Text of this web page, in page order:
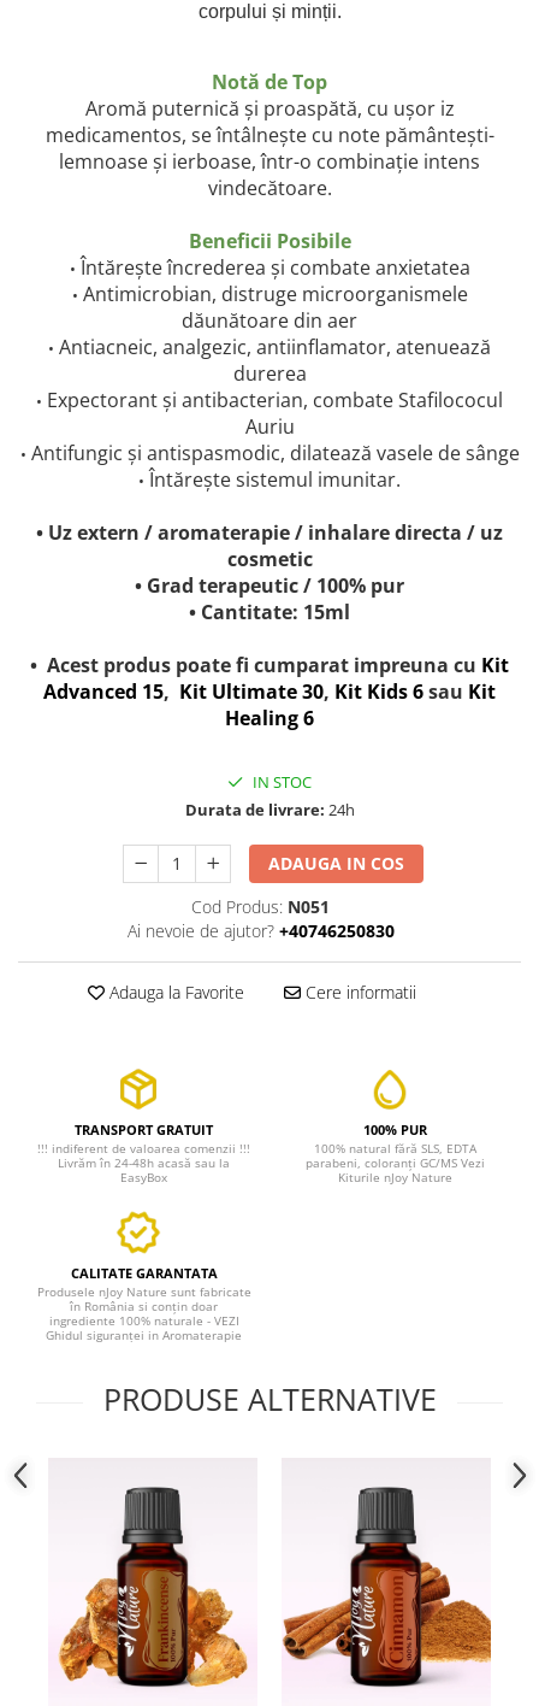
corpului și minții.
Notă de Top
Aromă puternică și proaspătă, cu ușor iz
medicamentos, se întâlnește cu note pământești-
lemnoase și ierboase, într-o combinație intens
vindecătoare.
Beneficii Posibile
• Întărește încrederea și combate anxietatea
• Antimicrobian, distruge microorganismele
dăunătoare din aer
• Antiacneic, analgezic, antiinflamator, atenuează
durerea
• Expectorant și antibacterian, combate Stafilococul
Auriu
• Antifungic și antispasmodic, dilatează vasele de sânge
• Întărește sistemul imunitar.
• Uz extern / aromaterapie / inhalare directa / uz
cosmetic
• Grad terapeutic / 100% pur
• Cantitate: 15ml
• Acest produs poate fi cumparat impreuna cu Kit
Advanced 15, Kit Ultimate 30, Kit Kids 6sau Kit
Healing 6
IN STOC
Durata de livrare: 24h
ADAUGA IN COS
Cod Produs: N051
Ai nevoie de ajutor? +40746250830
Adauga la Favorite Cere informatii
TRANSPORT GRATUIT
!!! indiferent de valoarea comenzii !!!
Livrăm în 24-48h acasă sau la
EasyBox
100% PUR
100% natural fără SLS, EDTA
parabeni, coloranți GC/MS Vezi
Kiturile nJoy Nature
CALITATE GARANTATA
Produsele nJoy Nature sunt fabricate
în România si conțin doar
ingrediente 100% naturale - VEZI
Ghidul siguranței in Aromaterapie
PRODUSE ALTERNATIVE